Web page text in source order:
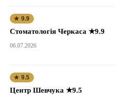
★ 9.9
Стоматологія Черкаса ★9.9
06.07.2026
★ 9.5
Центр Шевчука ★9.5